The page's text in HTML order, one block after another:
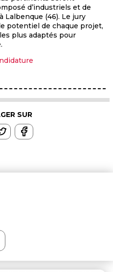
d’industriels et de
Lalbenque (46). Le jury
potentiel de chaque projet,
plus adaptés pour
SUR